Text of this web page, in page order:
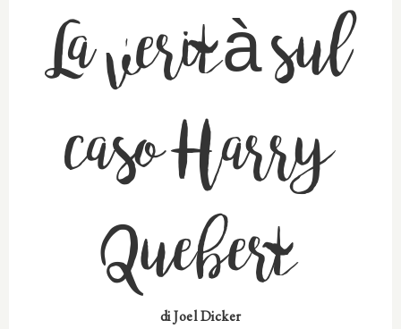
La verità sul
caso Harry
Quebert
di Joel Dicker